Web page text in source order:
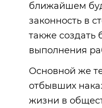
ближайшем
законность в
также создать
выполнения
Основной же
отбывших
жизни в